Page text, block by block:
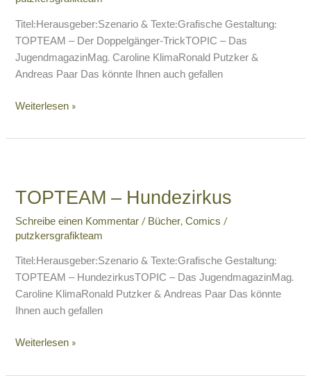
Titel:Herausgeber:Szenario & Texte:Grafische Gestaltung:
TOPTEAM – Der Doppelgänger-TrickTOPIC – Das
JugendmagazinMag. Caroline KlimaRonald Putzker &
Andreas Paar Das könnte Ihnen auch gefallen
Weiterlesen »
TOPTEAM – Hundezirkus
Schreibe einen Kommentar/Bücher,Comics/
putzkersgrafikteam
Titel:Herausgeber:Szenario & Texte:Grafische Gestaltung:
TOPTEAM – HundezirkusTOPIC – Das JugendmagazinMag.
Caroline KlimaRonald Putzker & Andreas Paar Das könnte
Ihnen auch gefallen
Hundezirkus
Weiterlesen »